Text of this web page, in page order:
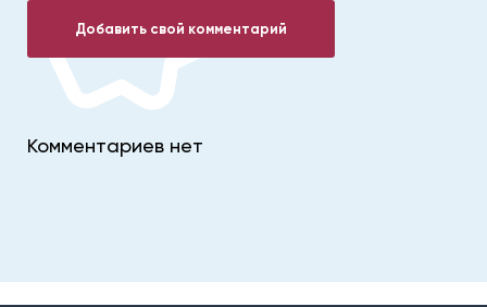
Добавить свой комментарий
Комментариев нет